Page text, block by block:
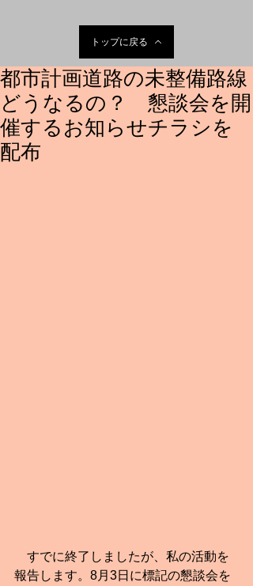
トップに戻る
都市計画道路の未整備路線
どうなるの？ 懇談会を開
催するお知らせチラシを
配布
すでに終了しましたが、私の活動を
報告します。8月3日に標記の懇談会を